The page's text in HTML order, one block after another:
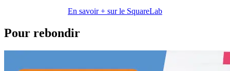
En savoir + sur le SquareLab
Pour rebondir